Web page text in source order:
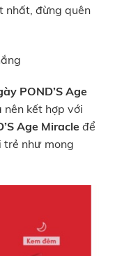
nhất, đừng quên
POND’S Age
kết hợp với
Age Miracle để
như mong